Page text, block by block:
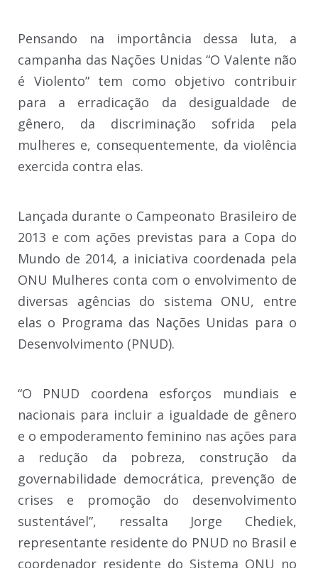
Pensando na importância dessa luta, a
campanha das Nações Unidas “O Valente não
é Violento” tem como objetivo contribuir
para a erradicação da desigualdade de
gênero, da discriminação sofrida pela
mulheres e, consequentemente, da violência
exercida contra elas.
Lançada durante o Campeonato Brasileiro de
2013 e com ações previstas para a Copa do
Mundo de 2014, a iniciativa coordenada pela
ONU Mulheres conta com o envolvimento de
diversas agências do sistema ONU, entre
elas o Programa das Nações Unidas para o
Desenvolvimento (PNUD).
“O PNUD coordena esforços mundiais e
nacionais para incluir a igualdade de gênero
e o empoderamento feminino nas ações para
a redução da pobreza, construção da
governabilidade democrática, prevenção de
crises e promoção do desenvolvimento
sustentável”, ressalta Jorge Chediek,
representante residente do PNUD no Brasil e
coordenador residente do Sistema ONU no